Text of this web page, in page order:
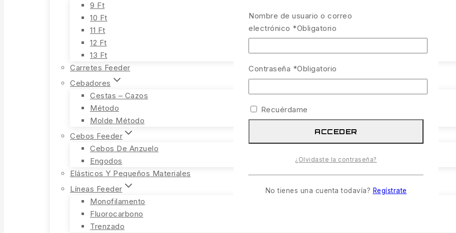
9 Ft
10 Ft
11 Ft
12 Ft
13 Ft
Carretes Feeder
Cebadores
Cestas – Cazos
Método
Molde Método
Cebos Feeder
Cebos De Anzuelo
Engodos
Elásticos Y Pequeños Materiales
Líneas Feeder
Monofilamento
Fluorocarbono
Trenzado
Nombre de usuario o correo
electrónico *Obligatorio
Contraseña *Obligatorio
Recuérdame
ACCEDER
¿Olvidaste la contraseña?
No tienes una cuenta todavía? Regístrate